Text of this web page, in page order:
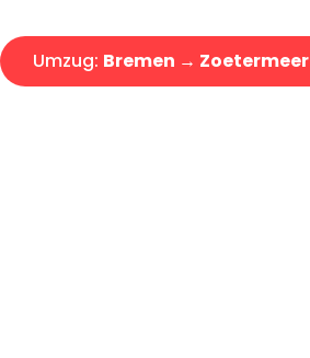
Umzug: Bremen → Zoetermeer